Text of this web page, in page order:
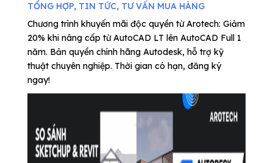
TỔNG HỢP, TIN TỨC, TƯ VẤN MUA HÀNG
Chương trình khuyến mãi độc quyền từ Arotech: Giảm
20% khi nâng cấp từ AutoCAD LT lên AutoCAD Full 1
năm. Bản quyền chính hãng Autodesk, hỗ trợ kỹ
thuật chuyên nghiệp. Thời gian có hạn, đăng ký
ngay!